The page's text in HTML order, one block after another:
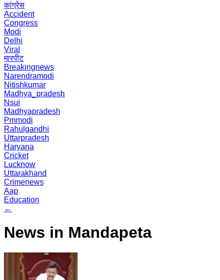
कांग्रेस
Accident
Congress
Modi
Delhi
Viral
मारपीट
Breakingnews
Narendramodi
Nitishkumar
Madhya_pradesh
Nsui
Madhyapradesh
Pmmodi
Rahulgandhi
Uttarpradesh
Haryana
Cricket
Lucknow
Uttarakhand
Crimenews
Aap
Education
←
News in Mandapeta